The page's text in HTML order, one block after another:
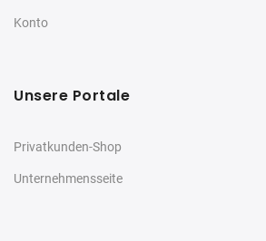
Konto
Unsere Portale
Privatkunden-Shop
Unternehmensseite